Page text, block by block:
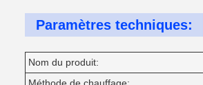
Paramètres techniques:
Nom du produit: